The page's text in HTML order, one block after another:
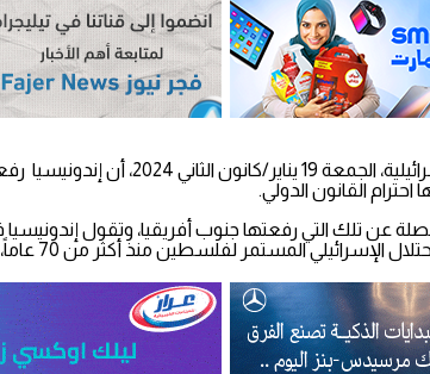
كشفت صحيفة معاريف
القانون الدولي.
تلك التي رفعتها جنوب أفريقيا، وتقول إندونيسيا في
لفلسطين منذ أكثر من 70 عاماً، لن يمحو حق الشعب الفلسطيني في الاستقلال”.